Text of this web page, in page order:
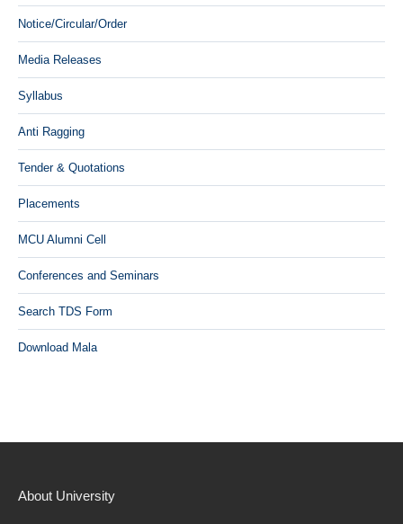
Notice/Circular/Order
Media Releases
Syllabus
Anti Ragging
Tender & Quotations
Placements
MCU Alumni Cell
Conferences and Seminars
Search TDS Form
Download Mala
About University